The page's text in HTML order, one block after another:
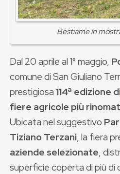
Bestiame in
Dal 20 aprile al 1° maggio,
comune di San Giuliano
prestigiosa114ª edizione
fiere agricole più
Ubicata nel suggestivo
Tiziano Terzani, la fiera
aziende selezionate,
superficie coperta di più di